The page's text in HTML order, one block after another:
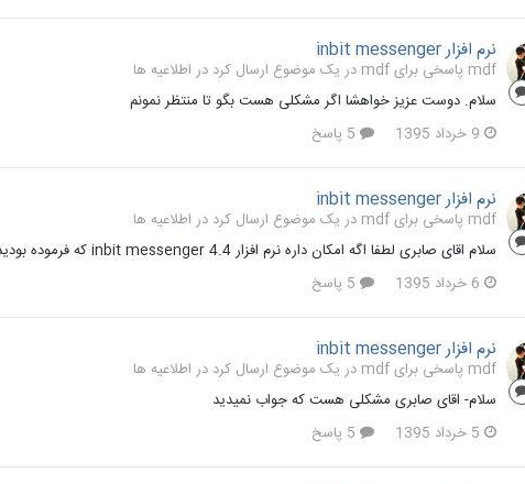
نرم افزار inbit messenger
mdf پاسخی برای mdf در یک موضوع ارسال کرد در
اطلاعیه ها
سلام. دوست عزیز خواهشا اگر مشکلی هست بگو تا منتظر نمونم
9 خرداد 1395
نرم افزار inbit messenger
mdf پاسخی برای mdf در یک موضوع ارسال کرد در
اطلاعیه ها
سلام اقای صابری لطفا اگه امکان داره نرم افزار inbit messenger 4.4 که فرموده بودید دارید برا ی من ارسال کنید خیلی گیر هستم. ممنون
6 خرداد 1395
نرم افزار inbit messenger
mdf پاسخی برای mdf در یک موضوع ارسال کرد در
اطلاعیه ها
سلام- اقای صابری مشکلی هست که جواب نمیدید
5 خرداد 1395